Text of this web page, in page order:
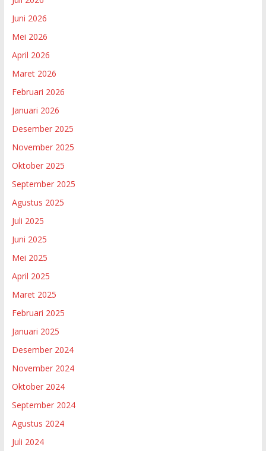
Juni 2026
Mei 2026
April 2026
Maret 2026
Februari 2026
Januari 2026
Desember 2025
November 2025
Oktober 2025
September 2025
Agustus 2025
Juli 2025
Juni 2025
Mei 2025
April 2025
Maret 2025
Februari 2025
Januari 2025
Desember 2024
November 2024
Oktober 2024
September 2024
Agustus 2024
Juli 2024